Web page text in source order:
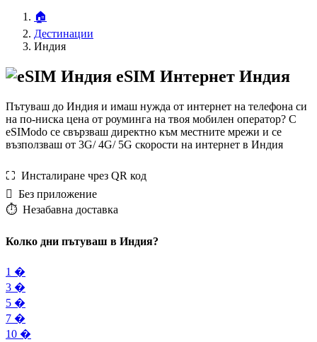
🏠
Дестинации
Индия
eSIM Интернет Индия
Пътуваш до Индия и имаш нужда от интернет на телефона си
на по-ниска цена от роуминга на твоя мобилен оператор? С
eSIModo се свързваш директно към местните мрежи и се
възползваш от 3G/ 4G/ 5G скорости на интернет в Индия
⛶️️ Инсталиране чрез QR код
️ Без приложение
⏱️️ Незабавна доставка
Колко дни пътуваш в Индия?
1 �
3 �
5 �
7 �
10 �